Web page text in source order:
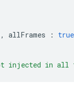
allFrames :
true
injected in all